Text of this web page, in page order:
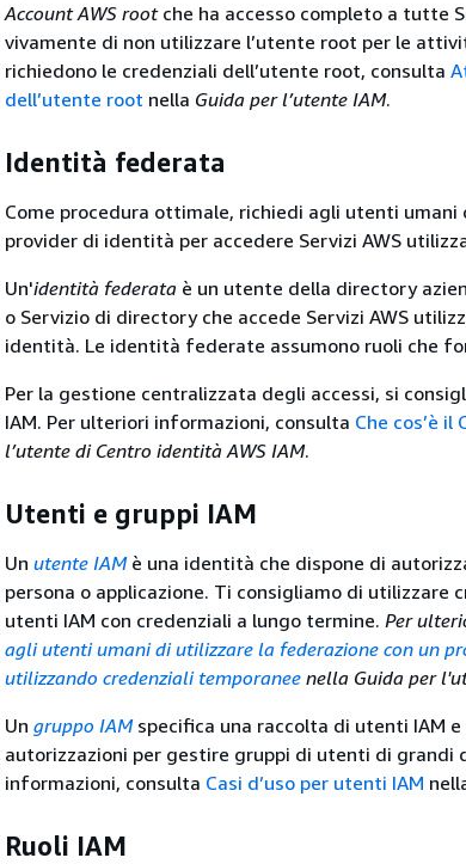
Account AWS rootche ha accesso completo a tutte
vivamente di non utilizzare l’utente root per le
richiedono le credenziali dell’utente root, consulta
dell’utente root nella Guida per l’utente IAM.
Identità federata
Come procedura ottimale, richiedi agli utenti
provider di identità per accedere Servizi AWS
Un'identità federata è un utente della directory
o Servizio di directory che accede Servizi AWS
identità. Le identità federate assumono ruoli che
Per la gestione centralizzata degli accessi, si
IAM. Per ulteriori informazioni, consulta Che cos’è
l’utente di Centro identità AWS IAM.
Utenti e gruppi IAM
Un utente IAMè una identità che dispone di
persona o applicazione. Ti consigliamo di utilizzare
utenti IAM con credenziali a lungo termine. Per
agli utenti umani di utilizzare la federazione con un
utilizzando credenziali temporanee nella Guida per
Un gruppo IAMspecifica una raccolta di utenti IAM
autorizzazioni per gestire gruppi di utenti di grandi
informazioni, consulta Casi d’uso per utenti IAM
Ruoli IAM